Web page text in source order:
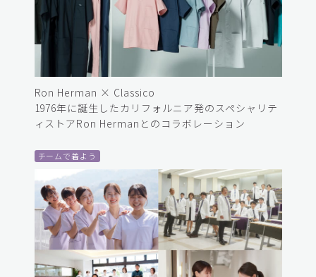
Ron Herman × Classico
1976年に誕生したカリフォルニア発のスペシャリテ
ィストアRon Hermanとのコラボレーション
チームで着よう